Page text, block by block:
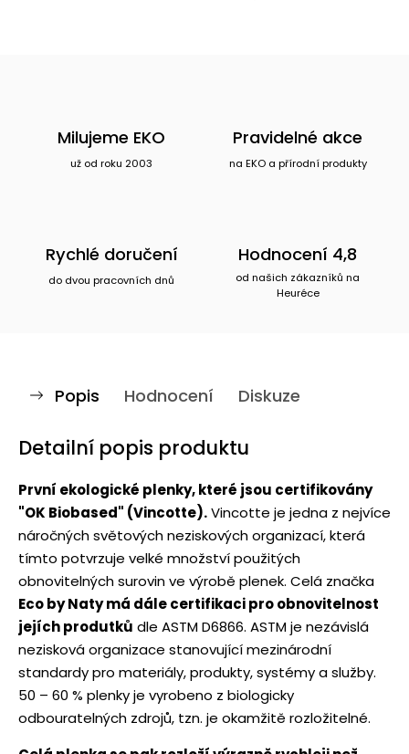
Milujeme EKO
už od roku 2003
Pravidelné akce
na EKO a přírodní produkty
Rychlé doručení
do dvou pracovních dnů
Hodnocení 4,8
od našich zákazníků na
Heuréce
Popis Hodnocení Diskuze
Detailní popis produktu
První ekologické plenky, které jsou certifikovány
"OK Biobased" (Vincotte).Vincotte je jedna z nejvíce
náročných světových neziskových organizací, která
tímto potvrzuje velké množství použitých
obnovitelných surovin ve výrobě plenek. Celá značka
Eco by Naty má dále certifikaci pro obnovitelnost
jejích produtků dle ASTM D6866. ASTM je nezávislá
nezisková organizace stanovující mezinárodní
standardy pro materiály, produkty, systémy a služby.
50 – 60 % plenky je vyrobeno z biologicky
odbouratelných zdrojů, tzn. je okamžitě rozložitelné.